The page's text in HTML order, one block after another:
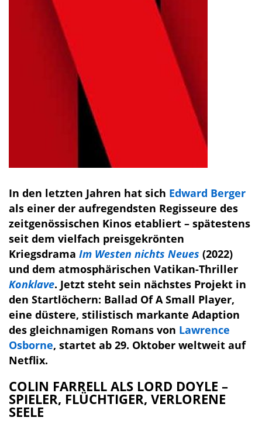
In den letzten Jahren hat sich Edward Berger
als einer der aufregendsten Regisseure des
zeitgenössischen Kinos etabliert – spätestens
seit dem vielfach preisgekrönten
Kriegsdrama Im Westen nichts Neues (2022)
und dem atmosphärischen Vatikan-Thriller
Konklave. Jetzt steht sein nächstes Projekt in
den Startlöchern: Ballad Of A Small Player,
eine düstere, stilistisch markante Adaption
des gleichnamigen Romans von Lawrence
Osborne, startet ab 29. Oktober weltweit auf
Netflix.
COLIN FARRELL ALS LORD DOYLE –
SPIELER, FLÜCHTIGER, VERLORENE
SEELE